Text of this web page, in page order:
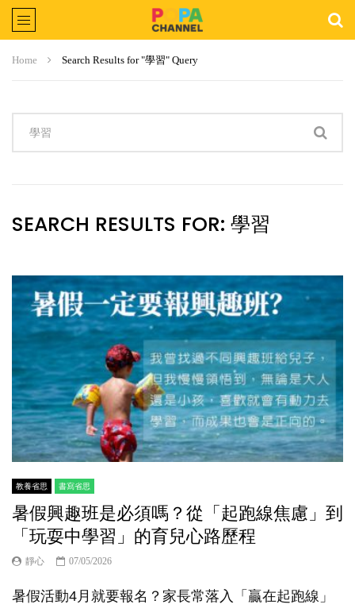
Home Search Results for "學習" Query
SEARCH RESULTS FOR: 學習
教養省思 書寫省思
暑假興趣班是必須嗎？從「起跑線焦慮」到
「玩耍中學習」的育兒心路歷程
靜心 07/05/2026
暑假活動4月就要報名？家長常落入「贏在起跑線」